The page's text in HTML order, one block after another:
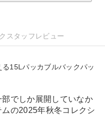
スタッフレビュー
15Lパッカブルバックパッ
でしか展開していなか
の2025年秋冬コレクシ